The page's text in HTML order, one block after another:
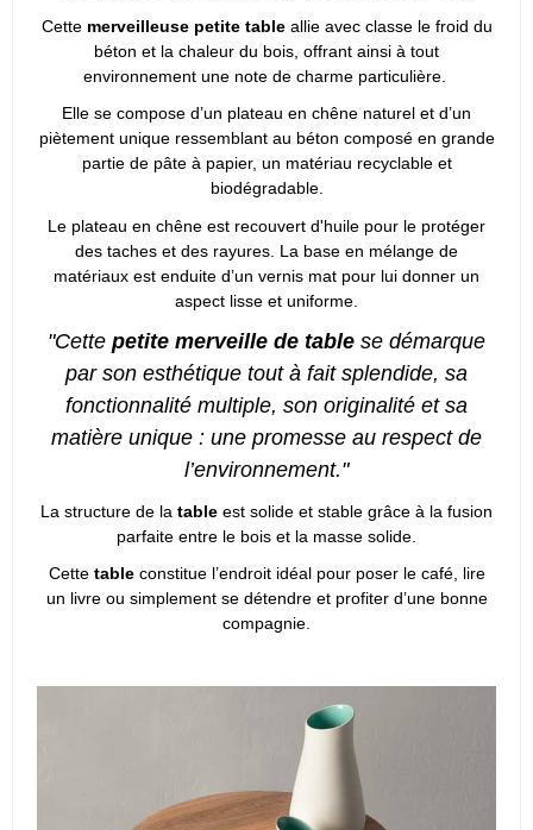
Cette merveilleuse petite table allie avec classe le froid du
béton et la chaleur du bois, offrant ainsi à tout
environnement une note de charme particulière.
Elle se compose d’un plateau en chêne naturel et d’un
piètement unique ressemblant au béton composé en grande
partie de pâte à papier, un matériau recyclable et
biodégradable.
Le plateau en chêne est recouvert d'huile pour le protéger
des taches et des rayures. La base en mélange de
matériaux est enduite d’un vernis mat pour lui donner un
aspect lisse et uniforme.
"Cette petite merveille de table se démarque
par son esthétique tout à fait splendide, sa
fonctionnalité multiple, son originalité et sa
matière unique : une promesse au respect de
l’environnement."
La structure de la table est solide et stable grâce à la fusion
parfaite entre le bois et la masse solide.
Cette tableconstitue l’endroit idéal pour poser le café, lire
un livre ou simplement se détendre et profiter d’une bonne
compagnie.